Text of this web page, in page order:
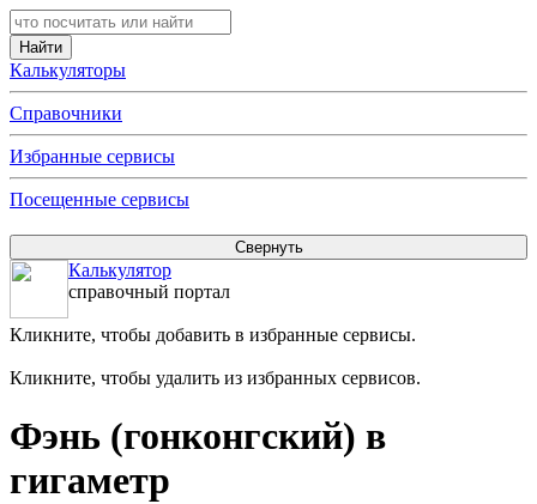
Калькуляторы
Справочники
Избранные сервисы
Посещенные сервисы
Калькулятор
справочный портал
Кликните, чтобы добавить в избранные сервисы.
Кликните, чтобы удалить из избранных сервисов.
Фэнь (гонконгский) в
гигаметр